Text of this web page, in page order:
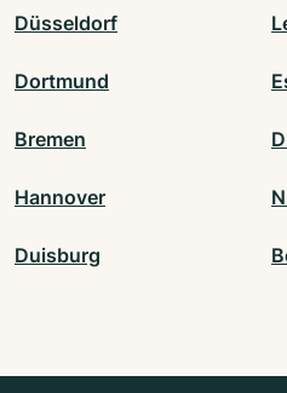
Düsseldorf
Dortmund
Bremen
Hannover
Duisburg